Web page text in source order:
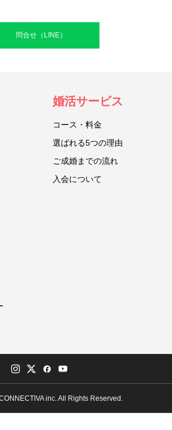
問合せ（LINE）
婚活サービス
コース・料金
選ばれる5つの理由
ご成婚までの流れ
入会について
inc. All Rights Reserved.